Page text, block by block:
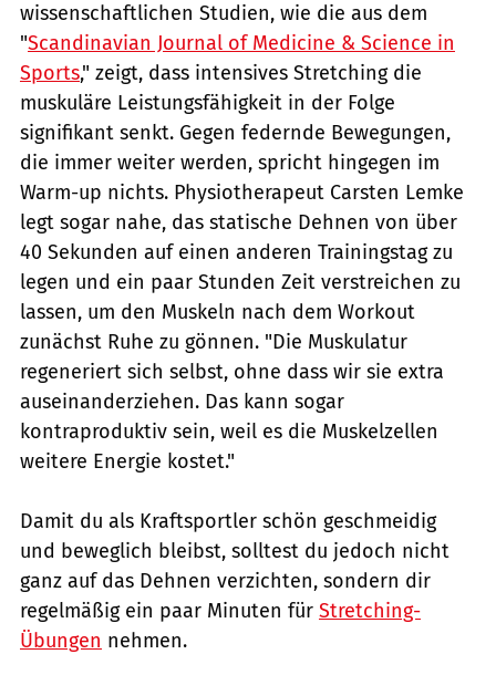
wissenschaftlichen Studien, wie die aus dem
"Scandinavian Journal of Medicine & Science in
Sports," zeigt, dass intensives Stretching die
muskuläre Leistungsfähigkeit in der Folge
signifikant senkt. Gegen federnde Bewegungen,
die immer weiter werden, spricht hingegen im
Warm-up nichts. Physiotherapeut Carsten Lemke
legt sogar nahe, das statische Dehnen von über
40 Sekunden auf einen anderen Trainingstag zu
legen und ein paar Stunden Zeit verstreichen zu
lassen, um den Muskeln nach dem Workout
zunächst Ruhe zu gönnen. "Die Muskulatur
regeneriert sich selbst, ohne dass wir sie extra
auseinanderziehen. Das kann sogar
kontraproduktiv sein, weil es die Muskelzellen
weitere Energie kostet."
Damit du als Kraftsportler schön geschmeidig
und beweglich bleibst, solltest du jedoch nicht
ganz auf das Dehnen verzichten, sondern dir
regelmäßig ein paar Minuten für Stretching-
Übungen nehmen.